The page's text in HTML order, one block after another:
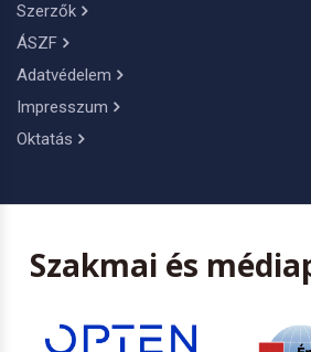
Szerzők
ÁSZF
Adatvédelem
Impresszum
Oktatás
Szakmai és